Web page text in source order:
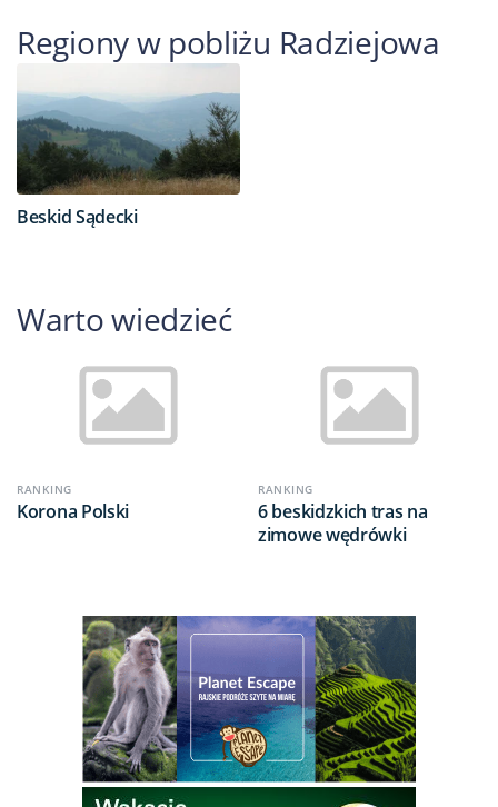
Regiony w pobliżu Radziejowa
Beskid Sądecki
Warto wiedzieć
RANKING
Korona Polski
RANKING
6 beskidzkich tras na
zimowe wędrówki